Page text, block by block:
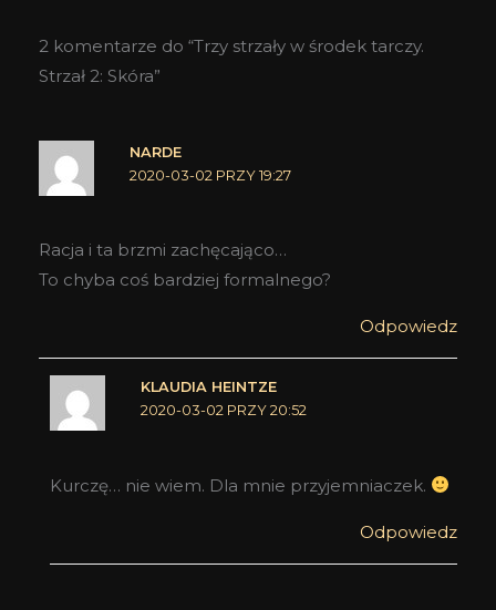
2 komentarze do “Trzy strzały w środek tarczy.
Strzał 2: Skóra”
NARDE
2020-03-02 PRZY 19:27
Racja i ta brzmi zachęcająco…
To chyba coś bardziej formalnego?
Odpowiedz
KLAUDIA HEINTZE
2020-03-02 PRZY 20:52
Kurczę… nie wiem. Dla mnie przyjemniaczek.
Odpowiedz